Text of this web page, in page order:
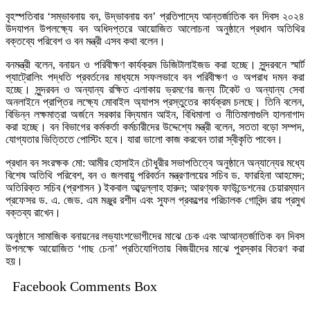
বৃহস্পতিবার ‘সম্ভাবনায় বন, উদ্ভাবনায় বন’ প্রতিপাদ্যে আন্তর্জাতিক বন দিবস ২০২৪
উদযাপন উপলক্ষ্যে বন অধিদপ্তরে আয়োজিত আলোচনা অনুষ্ঠানে প্রধান অতিথির
বক্তব্যে পরিবেশ ও বন মন্ত্রী এসব কথা বলেন।
বনমন্ত্রী বলেন, বনায়ন ও পরিবীক্ষণ কার্যক্রম ডিজিটালাইজড করা হচ্ছে। সুন্দরবনে স্মার্ট
প্যাট্রোলিং পদ্ধতি প্রবর্তনের মাধ্যমে সফলভাবে বন পরিবীক্ষণ ও অপরাধ দমন করা
হচ্ছে। সুন্দরবন ও অন্যান্য রক্ষিত এলাকায় ভ্রমণের জন্য টিকেট ও অন্যান্য সেবা
অনলাইনে প্রাপ্তির লক্ষ্যে মোবাইল অ্যাপস প্রস্তুতের কার্যক্রম চলছে। তিনি বলেন,
বিভিন্ন লক্ষমাত্রা অর্জনে সরকার বিদ্যমান আইন, বিধিমালা ও নীতিমালাগুলি হালনাগাদ
করা হচ্ছে। বন বিভাগের কর্মকর্তা কর্মচারীদের উদ্দেশ্যে মন্ত্রী বলেন, সততা বড়ো সম্পদ,
যোগ্যতার ভিত্তিতে পোস্টিং হবে। যারা ভালো কাজ করবেন তারা স্বীকৃতি পাবেন।
প্রধান বন সংরক্ষক মো: আমীর হোসাইন চৌধুরীর সভাপতিত্বে অনুষ্ঠানে অন্যান্যের মধ্যে
বিশেষ অতিথি পরিবেশ, বন ও জলবায়ু পরিবর্তন মন্ত্রণালয়ের সচিব ড. ফারহিনা আহমেদ;
অতিরিক্ত সচিব (প্রশাসন ) ইকবাল আব্দুল্লাহ হারুন; আরণ্যক ফাউন্ডেশনের চেয়ারম্যান
প্রফেসর ড. এ. জেড. এম মঞ্জুর রশীদ এবং সুফল প্রকল্পের পরিচালক গোবিন্দ রায় প্রমুখ
বক্তব্য রাখেন।
অনুষ্ঠানে সামাজিক বনায়নের লভ্যাংশভোগীদের মাঝে চেক এবং আআন্তর্জাতিক বন দিবস
উপলক্ষে আয়োজিত ‘গাছ চেনা’ প্রতিযোগিতায় বিজয়ীদের মাঝে পুরস্কার বিতরণ করা
হয়।
Facebook Comments Box